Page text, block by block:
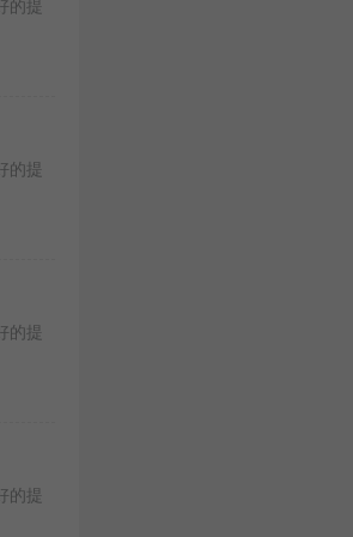
的提
的提
的提
的提